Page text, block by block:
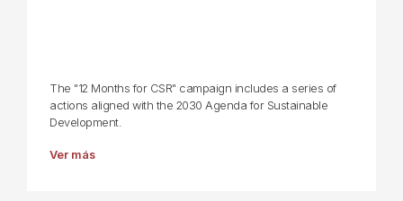
The "12 Months for CSR" campaign includes a series of
actions aligned with the 2030 Agenda for Sustainable
Development.
Ver más